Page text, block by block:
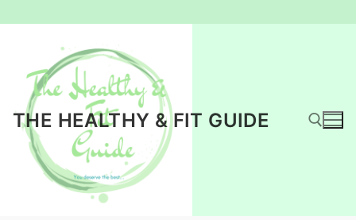
inhoud
THE HEALTHY & FIT GUIDE